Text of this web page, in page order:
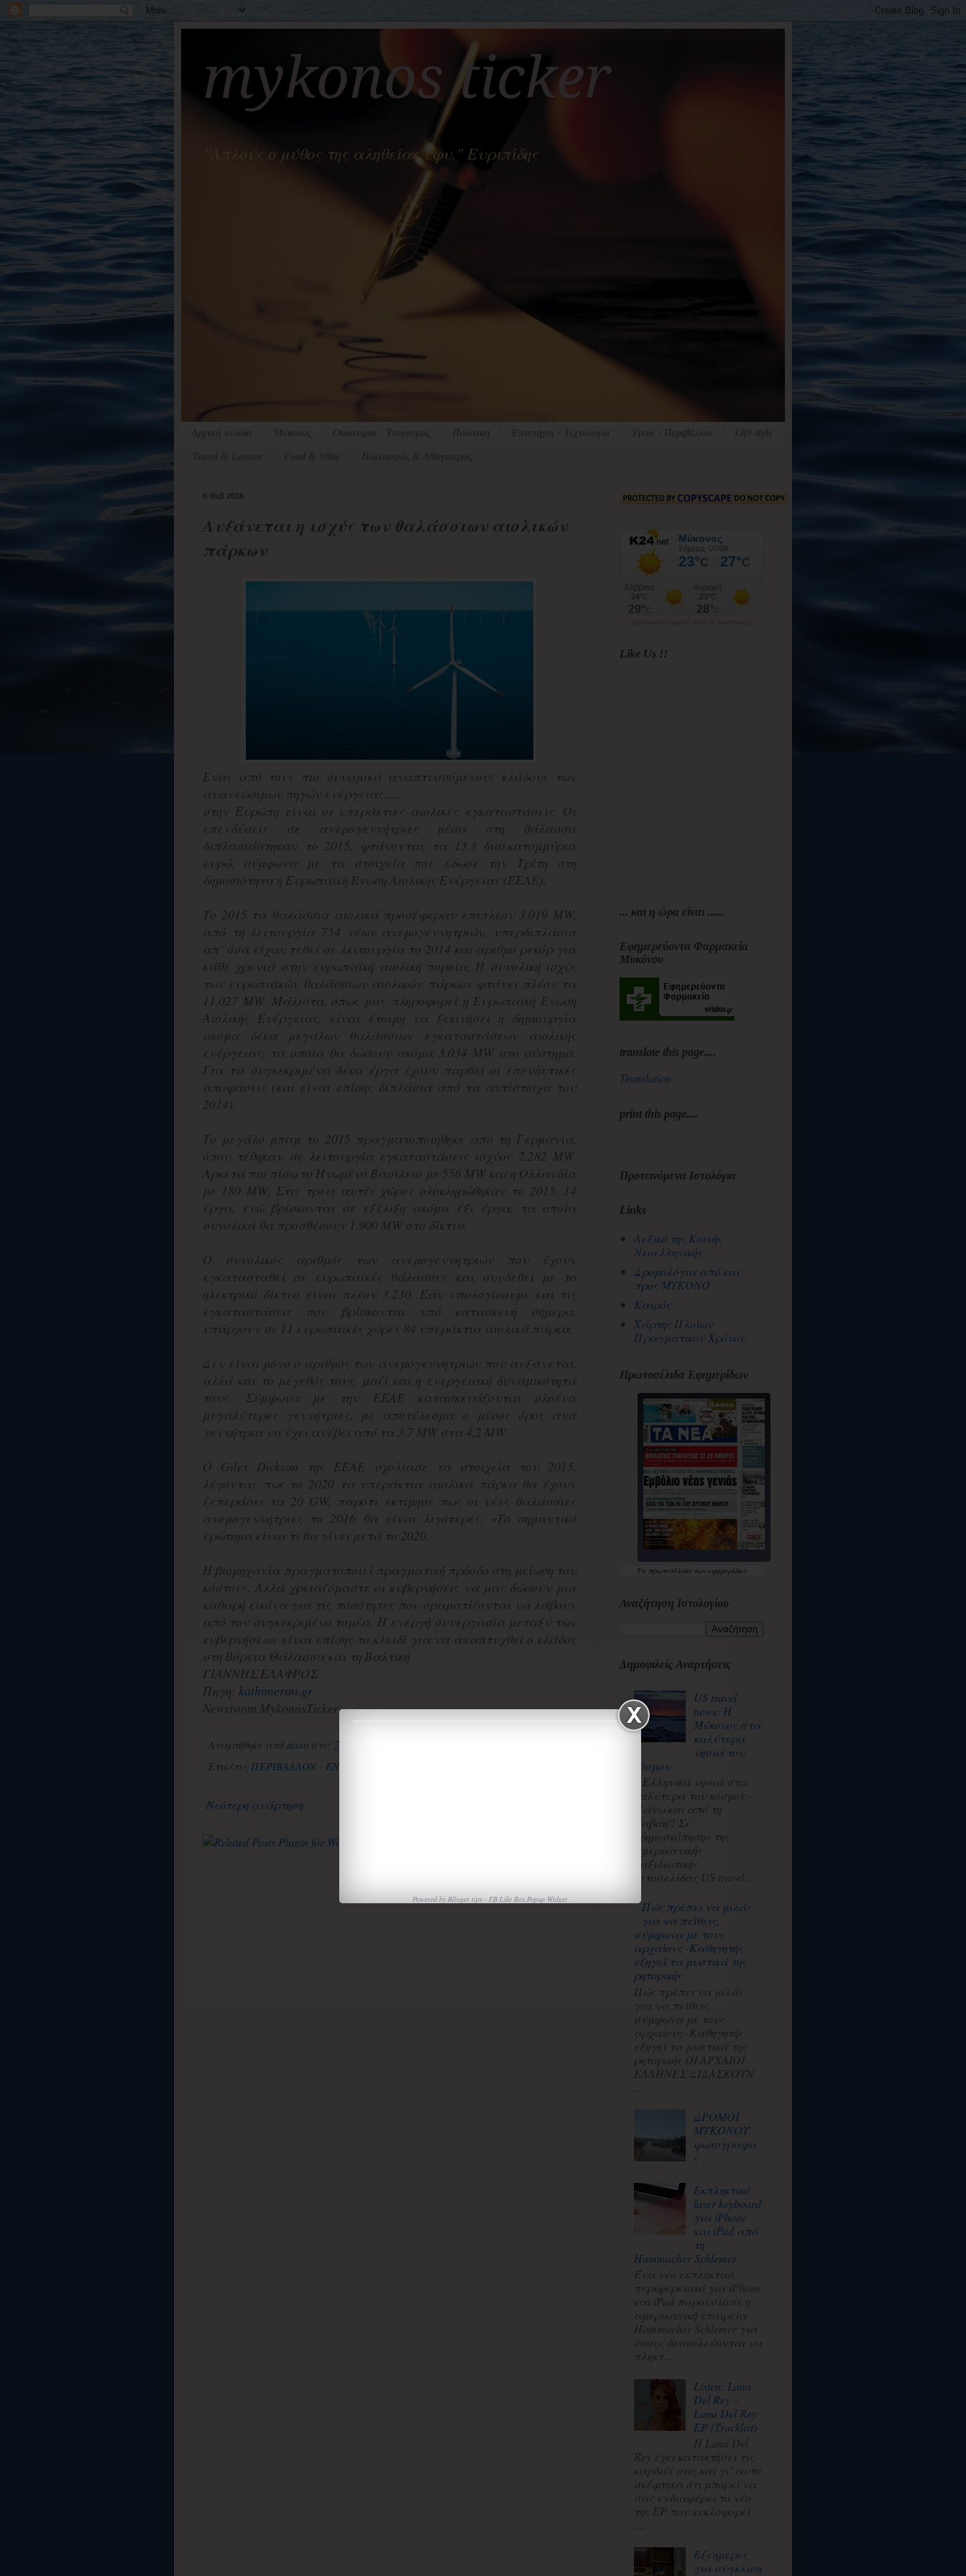
mykonos ticker
"Απλούς ο μύθος της αληθείας έφυ." Ευριπίδης
6 Φεβ 2016
Αυξάνεται η ισχύς των θαλάσσιων αιολικών
πάρκων
Ενας από τους πιο δυναμικά αναπτυσσόμενους κλάδους των
ανανεώσιμων πηγών ενέργειας......
στην Ευρώπη είναι οι υπεράκτιες αιολικές εγκαταστάσεις. Οι
επενδύσεις σε ανεμογεννήτριες μέσα στη θάλασσα
διπλασιάστηκαν το 2015, φτάνοντας τα 13,3 δισεκατομμύρια
ευρώ, σύμφωνα με τα στοιχεία που έδωσε την Τρίτη στη
δημοσιότητα η Ευρωπαϊκή Ενωση Αιολικής Ενέργειας (ΕΕΑΕ).
Το 2015 τα θαλάσσια αιολικά προσέφεραν επιπλέον 3.019 MW,
από τη λειτουργία 754 νέων ανεμογεννητριών, υπερδιπλάσια
απ’ όσα είχαν τεθεί σε λειτουργία το 2014 και αριθμό ρεκόρ για
κάθε χρονιά στην ευρωπαϊκή αιολική πορεία. Η συνολική ισχύς
των ευρωπαϊκών θαλάσσιων αιολικών πάρκων φτάνει πλέον τα
11.027 MW. Μάλιστα, όπως μας πληροφορεί η Ευρωπαϊκή Ενωση
Αιολικής Ενέργειας, είναι έτοιμη να ξεκινήσει η δημιουργία
ακόμα δέκα μεγάλων θαλάσσιων εγκαταστάσεων αιολικής
ενέργειας, τα οποία θα δώσουν ακόμα 3.034 MW στο σύστημα.
Για τα συγκεκριμένα δέκα έργα έχουν παρθεί οι επενδυτικές
αποφάσεις (και είναι επίσης διπλάσια από τα αντίστοιχα του
2014).
Το μεγάλο μπαμ το 2015 πραγματοποιήθηκε από τη Γερμανία,
όπου τέθηκαν σε λειτουργία εγκαταστάσεις ισχύος 2,282 MW.
Αρκετά πιο πίσω το Ηνωμένο Βασίλειο με 556 MW και η Ολλανδία
με 180 MW. Στις τρεις αυτές χώρες ολοκληρώθηκαν το 2015, 14
έργα, ενώ βρίσκονται σε εξέλιξη ακόμα έξι έργα, τα οποία
συνολικά θα προσθέσουν 1.900 ΜW στο δίκτυο.
Ο συνολικός αριθμός των ανεμογεννητριών που έχουν
εγκατασταθεί σε ευρωπαϊκές θάλασσες και συνδεθεί με το
ηλεκτρικό δίκτυο είναι πλέον 3.230. Εάν υπολογίσουμε και τις
εγκαταστάσεις που βρίσκονται υπό κατασκευή σήμερα,
υπάρχουν σε 11 ευρωπαϊκές χώρες 84 υπεράκτια αιολικά πάρκα.
Δεν είναι μόνο ο αριθμός των ανεμογεννητριών που αυξάνεται,
αλλά και το μέγεθός τους, μαζί και η ενεργειακή δυναμικότητά
τους. Σύμφωνα με την ΕΕΑΕ κατασκευάζονται ολοένα
μεγαλύτερες γεννήτριες, με αποτέλεσμα ο μέσος όρος ανά
γεννήτρια να έχει ανέβει από τα 3,7 MW στα 4,2 MW.
Ο Giles Dickson της ΕΕΑΕ σχολίασε τα στοιχεία του 2015,
λέγοντας πως το 2020 τα υπεράκτια αιολικά πάρκα θα έχουν
ξεπεράσει τα 20 GW, παρότι εκτίμησε πως οι νέες θαλάσσιες
ανεμογεννήτριες το 2016 θα είναι λιγότερες. «Το σημαντικό
ερώτημα είναι τι θα γίνει μετά το 2020.
Η βιομηχανία πραγματοποιεί πραγματική πρόοδο στη μείωση του
κόστους. Αλλά χρειαζόμαστε οι κυβερνήσεις να μας δώσουν μια
καθαρή εικόνα για τις ποσότητες που οραματίζονται να λάβουν
από τον συγκεκριμένο τομέα. Η ενεργή συνεργασία μεταξύ των
κυβερνήσεων είναι επίσης το κλειδί για να αναπτυχθεί ο κλάδος
στη Βόρεια Θάλασσα και τη Βαλτική.
ΓΙΑΝΝΗΣ ΕΛΑΦΡΟΣ
Πηγή: kathimerini.gr
Newsroom MykonosTicker
Αναρτήθηκε από aisso στις 7:08:00 μ.μ.
Ετικέτες ΠΕΡΙΒΑΛΛΟΝ - ΕΝΕΡΓΕΙΑ
Νεότερη ανάρτηση
Powered byBlloger tips -FB Like Box Popup Widget
Like Us !!
... και η ώρα είναι ......
Εφημερεύοντα Φαρμακεία
Μυκόνου
translate this page....
Translation
print this page....
Προτεινόμενα Ιστολόγια
Links
Λεξικό της Κοινής
Νεοελληνικής
Δρομολόγια από και
προς ΜΥΚΟΝΟ
Καιρός
Χάρτης Πλοίων
Πραγματικού Χρόνου
Πρωτοσέλιδα Εφημερίδων
Τα πρωτοσέλιδατων εφημερίδων
Αναζήτηση Ιστολογίου
Δημοφιλείς Αναρτήσεις
US travel
news: Η
Μύκονος στα
καλύτερα
νησιά του
κόσμου
3 Ελληνικά νησιά στα
καλύτερα του κόσμου -
Πάνω και από τη
Χαβάη!! Σε
«δημοσκόπηση» της
αμερικανικής
ταξιδιωτικής
ιστοσελίδας US travel...
Πώς πρέπει να μιλάς
για να πείθεις,
σύμφωνα με τους
αρχαίους -Καθηγητής
εξηγεί τα μυστικά της
ρητορικής
Πώς πρέπει να μιλάς
για να πείθεις,
σύμφωνα με τους
αρχαίους -Καθηγητής
εξηγεί τα μυστικά της
ρητορικής ΟΙ ΑΡΧΑΙΟΙ
ΕΛΛΗΝΕΣ ΔΙΔΑΣΚΟΥΝ
ΔΡΟΜΟΙ
ΜΥΚΟΝΟΥ
φωτογραφιε
ς
Εκπληκτικό
laser keyboard
για iPhone
και iPad από
τη
Hammacher Schlemer
Ένα νέο εκπληκτικό
περιφερειακό για iPhone
και iPad παρουσίασε η
αμερικανική εταιρεία
Hammacher Schlemer για
όσους δυσκολεύονται να
πληκτ...
Listen: Lana
Del Rey –
Lana Del Rey
EP (Tracklist)
Η Lana Del
Rey έχει κατακτήσει τις
καρδιές σας και γι’ αυτό
σκέφτηκα ότι μπορεί να
σας ενδιαφέρει το νέο
της EP που κυκλοφορεί
Εξι ημέρες
για σύγκλιση